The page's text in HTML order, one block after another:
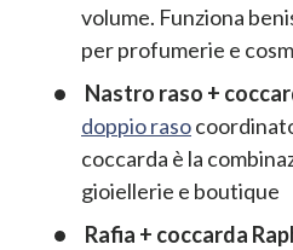
volume. Funziona
per profumerie e
Nastro raso +
doppio raso
coccarda è la
gioiellerie e boutique
Rafia + coccarda